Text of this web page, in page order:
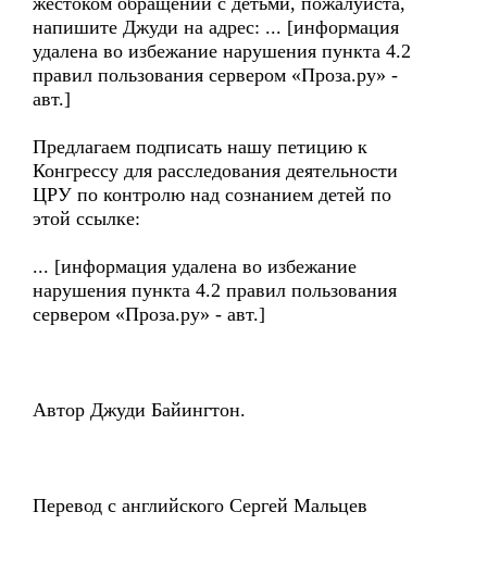
напишите Джуди на адрес: ... [информация
удалена во избежание нарушения пункта 4.2
правил пользования сервером «Проза.ру» -
авт.]
Предлагаем подписать нашу петицию к
Конгрессу для расследования деятельности
ЦРУ по контролю над сознанием детей по
этой ссылке:
... [информация удалена во избежание
нарушения пункта 4.2 правил пользования
сервером «Проза.ру» - авт.]
Автор Джуди Байингтон.
Перевод с английского Сергей Мальцев